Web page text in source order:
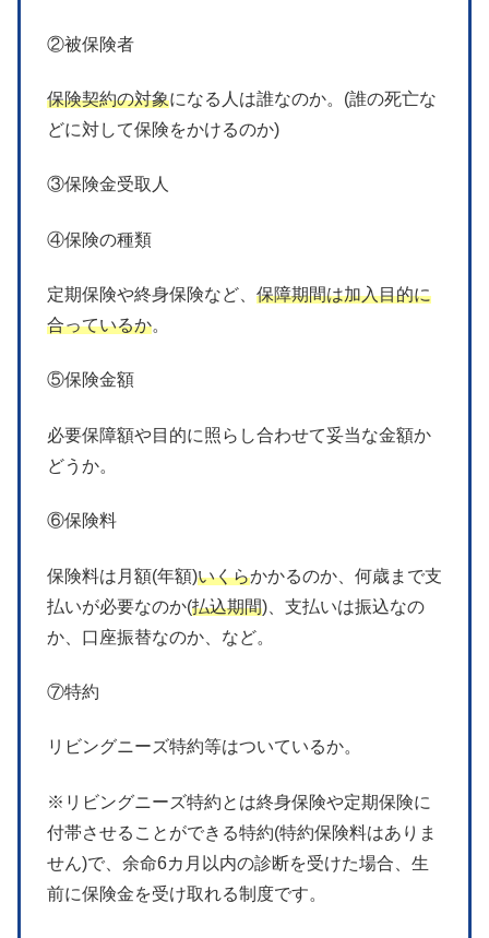
②被保険者
保険契約の対象になる人は誰なのか。(誰の死亡な
どに対して保険をかけるのか)
③保険金受取人
④保険の種類
定期保険や終身保険など、 保障期間は加入目的に
合っているか。
⑤保険金額
必要保障額や目的に照らし合わせて妥当な金額か
どうか。
⑥保険料
保険料は月額(年額)いくらかかるのか、何歳まで支
払いが必要なのか(払込期間)、支払いは振込なの
か、口座振替なのか、など。
⑦特約
リビングニーズ特約等はついているか。
※リビングニーズ特約とは終身保険や定期保険に
付帯させることができる特約(特約保険料はありま
せん)で、余命6カ月以内の診断を受けた場合、生
前に保険金を受け取れる制度です。